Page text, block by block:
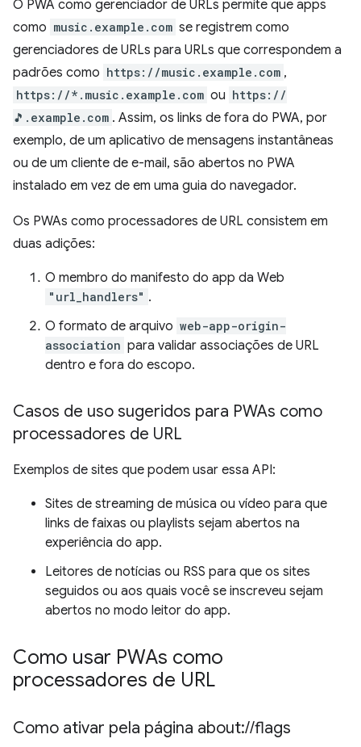
O PWA como gerenciador de URLs permite que apps
como music.example.com se registrem como
gerenciadores de URLs para URLs que correspondem a
padrões como https://music.example.com ,
https://*.music.example.com ou https://
🎵.example.com . Assim, os links de fora do PWA, por
exemplo, de um aplicativo de mensagens instantâneas
ou de um cliente de e-mail, são abertos no PWA
instalado em vez de em uma guia do navegador.
Os PWAs como processadores de URL consistem em
duas adições:
O membro do manifesto do app da Web
"url_handlers" .
O formato de arquivo web-app-origin-
association para validar associações de URL
dentro e fora do escopo.
Casos de uso sugeridos para PWAs como
processadores de URL
Exemplos de sites que podem usar essa API:
Sites de streaming de música ou vídeo para que
links de faixas ou playlists sejam abertos na
experiência do app.
Leitores de notícias ou RSS para que os sites
seguidos ou aos quais você se inscreveu sejam
abertos no modo leitor do app.
Como usar PWAs como
processadores de URL
Como ativar pela página about://flags